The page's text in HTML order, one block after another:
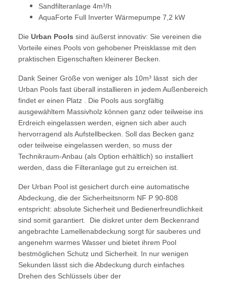
Sandfilteranlage 4m³/h
AquaForte Full Inverter Wärmepumpe 7,2 kW
Die Urban Pools sind äußerst innovativ: Sie vereinen die
Vorteile eines Pools von gehobener Preisklasse mit den
praktischen Eigenschaften kleinerer Becken.
Dank Seiner Größe von weniger als 10m³ lässt sich der
Urban Pools fast überall installieren in jedem Außenbereich
findet er einen Platz . Die Pools aus sorgfältig
ausgewähltem Massivholz können ganz oder teilweise ins
Erdreich eingelassen werden, eignen sich aber auch
hervorragend als Aufstellbecken. Soll das Becken ganz
oder teilweise eingelassen werden, so muss der
Technikraum-Anbau (als Option erhältlich) so installiert
werden, dass die Filteranlage gut zu erreichen ist.
Der Urban Pool ist gesichert durch eine automatische
Abdeckung, die der Sicherheitsnorm NF P 90-808
entspricht: absolute Sicherheit und Bedienerfreundlichkeit
sind somit garantiert. Die diskret unter dem Beckenrand
angebrachte Lamellenabdeckung sorgt für sauberes und
angenehm warmes Wasser und bietet ihrem Pool
bestmöglichen Schutz und Sicherheit. In nur wenigen
Sekunden lässt sich die Abdeckung durch einfaches
Drehen des Schlüssels über der